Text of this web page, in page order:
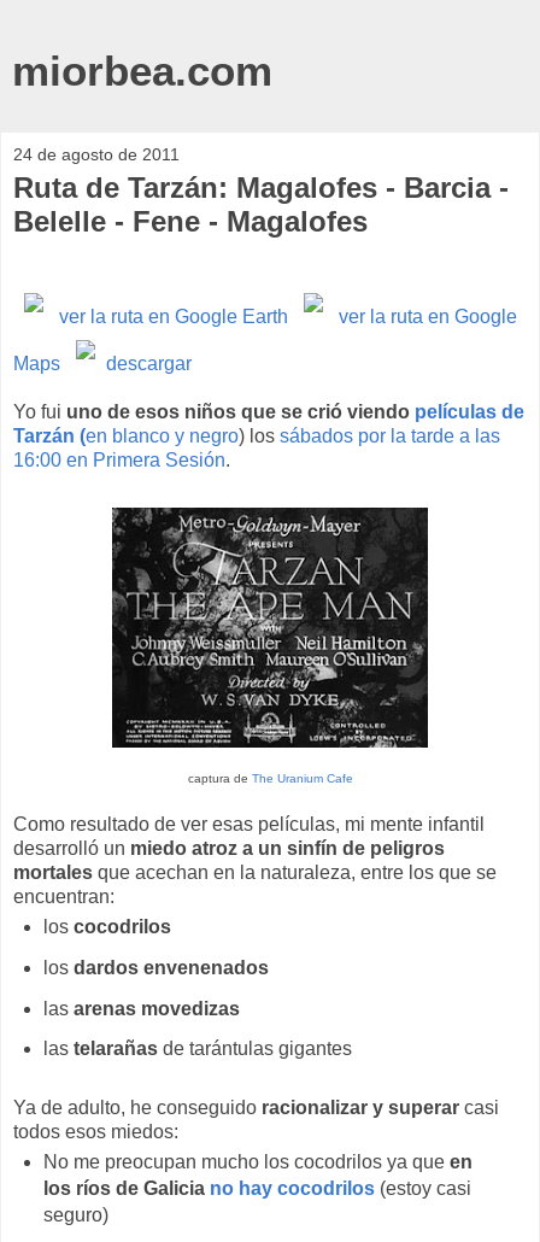
miorbea.com
24 de agosto de 2011
Ruta de Tarzán: Magalofes - Barcia -
Belelle - Fene - Magalofes
ver la ruta en Google Earth ver la ruta en Google
Maps descargar
Yo fui uno de esos niños que se crió viendo películas de
Tarzán (en blanco y negro) los sábados por la tarde a las
16:00 en Primera Sesión.
captura de The Uranium Cafe
Como resultado de ver esas películas, mi mente infantil
desarrolló un miedo atroz a un sinfín de peligros
mortales que acechan en la naturaleza, entre los que se
encuentran:
los cocodrilos
los dardos envenenados
las arenas movedizas
las telarañas de tarántulas gigantes
Ya de adulto, he conseguido racionalizar y superar casi
todos esos miedos:
No me preocupan mucho los cocodrilos ya que en
los ríos de Galicia no hay cocodrilos(estoy casi
seguro)